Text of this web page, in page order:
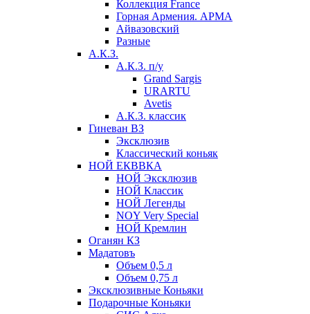
Коллекция France
Горная Армения. АРМА
Айвазовский
Разные
А.К.З.
А.К.З. п/у
Grand Sargis
URARTU
Avetis
А.К.З. классик
Гиневан ВЗ
Эксклюзив
Классический коньяк
НОЙ ЕКВВКА
НОЙ Эксклюзив
НОЙ Классик
НОЙ Легенды
NOY Very Speсial
НОЙ Кремлин
Оганян КЗ
Мадатовъ
Объем 0,5 л
Объем 0,75 л
Эксклюзивные Коньяки
Подарочные Коньяки